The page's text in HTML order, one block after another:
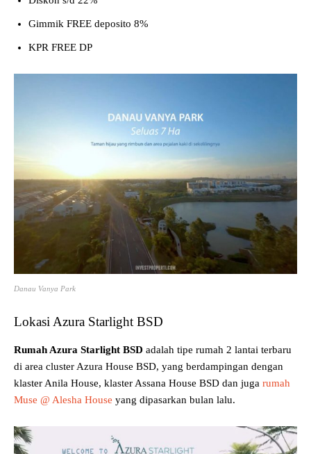
Gimmik FREE deposito 8%
KPR FREE DP
Danau Vanya Park
Lokasi Azura Starlight BSD
Rumah Azura Starlight BSD adalah tipe rumah 2 lantai terbaru
di area cluster Azura House BSD, yang berdampingan dengan
klaster Anila House, klaster Assana House BSD dan juga rumah
Muse @ Alesha House yang dipasarkan bulan lalu.